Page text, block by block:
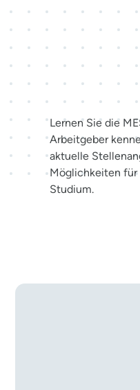
Karriere
Lernen Sie die
Arbeitgeber
aktuelle
Möglichkeiten für
Studium.